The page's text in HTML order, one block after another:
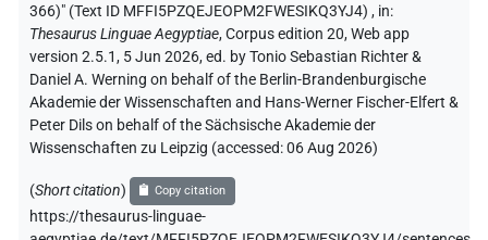
366)" (Text ID MFFI5PZQEJEOPM2FWESIKQ3YJ4) , in:
Thesaurus Linguae Aegyptiae,Corpus edition 20, Web app
version 2.5.1, 5 Jun 2026, ed. by Tonio Sebastian Richter &
Daniel A. Werning on behalf of the Berlin-Brandenburgische
Akademie der Wissenschaften and Hans-Werner Fischer-Elfert &
Peter Dils on behalf of the Sächsische Akademie der
Wissenschaften zu Leipzig (accessed:06 Aug 2026)
(Short citation) Copy citation
https://thesaurus-linguae-